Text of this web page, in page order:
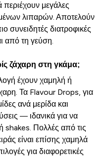
μεγάλες
λιπαρών. Αποτελούν
συνειδητές διατροφικές
από τη γεύση.
ζάχαρη στη γκάμα;
έχουν χαμηλή ή
Τα Flavour Drops, για
ανά μερίδα και
— ιδανικά για να
shakes. Πολλές από τις
είναι επίσης χαμηλά
για διαφορετικές